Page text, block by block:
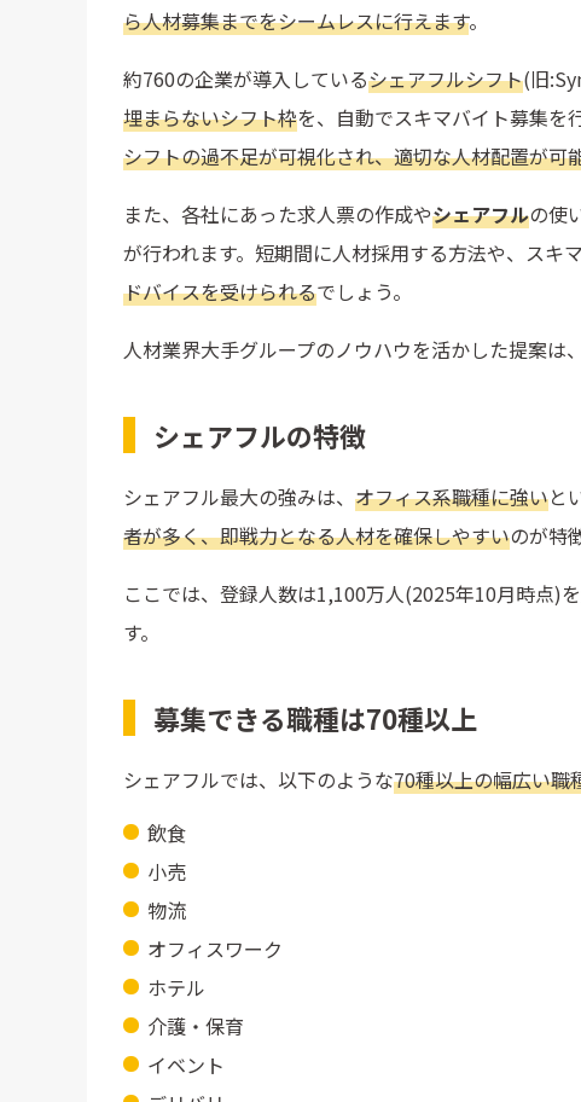
ら人材募集までをシームレスに行えます。
約760の企業が導入しているシェアフルシフト(旧
埋まらないシフト枠を、自動でスキマバイト募集を
シフトの過不足が可視化され、適切な人材配置が可
また、各社にあった求人票の作成やシェアフルの使
が行われます。短期間に人材採用する方法や、スキ
ドバイスを受けられるでしょう。
人材業界大手グループのノウハウを活かした提案は
シェアフルの特徴
シェアフル最大の強みは、 オフィス系職種に強いと
者が多く、即戦力となる人材を確保しやすいのが特
ここでは、登録人数は1,100万人(2025年10月時点)を
す。
募集できる職種は70種以上
シェアフルでは、以下のような70種以上の幅広い職
飲食
小売
物流
オフィスワーク
ホテル
介護・保育
イベント